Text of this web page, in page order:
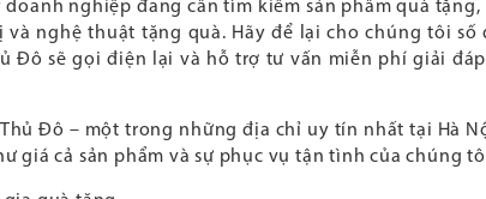
nghiệp đang cần tìm kiếm sản phẩm quà
nghệ thuật tặng quà. Hãy để lại cho chúng tôi số
Đô sẽ gọi điện lại và hỗ trợ tư vấn miễn phí giải
Đô – một trong những địa chỉ uy tín nhất tại Hà
giá cả sản phẩm và sự phục vụ tận tình của chúng